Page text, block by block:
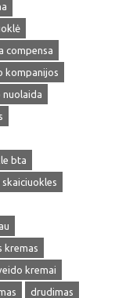
compensa
kompanijos
bta
kremas
kremai
drudimas